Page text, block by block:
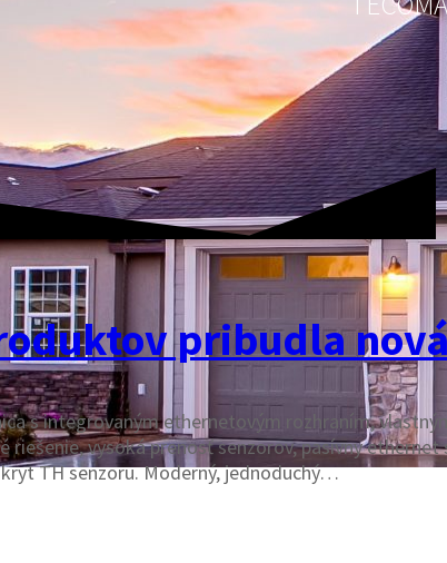
pribudla
s integrovaným ethernetovým rozhraním,
vysoká prenosť senzorov, pasívny
TH senzoru. Moderný, jednoduchý…